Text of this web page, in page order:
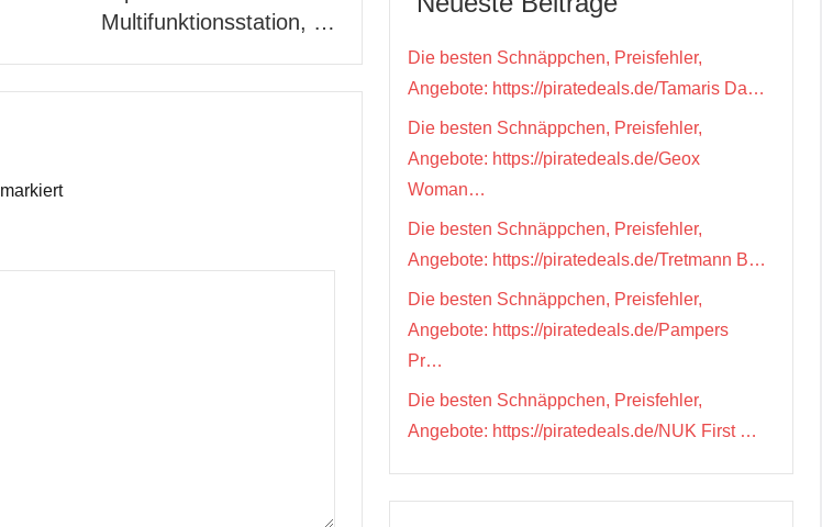
Multifunktionsstation, …
markiert
Die besten Schnäppchen, Preisfehler,
Angebote: https://piratedeals.de/Tamaris Da…
Die besten Schnäppchen, Preisfehler,
Angebote: https://piratedeals.de/Geox
Woman…
Die besten Schnäppchen, Preisfehler,
Angebote: https://piratedeals.de/Tretmann B…
Die besten Schnäppchen, Preisfehler,
Angebote: https://piratedeals.de/Pampers
Pr…
Die besten Schnäppchen, Preisfehler,
Angebote: https://piratedeals.de/NUK First …